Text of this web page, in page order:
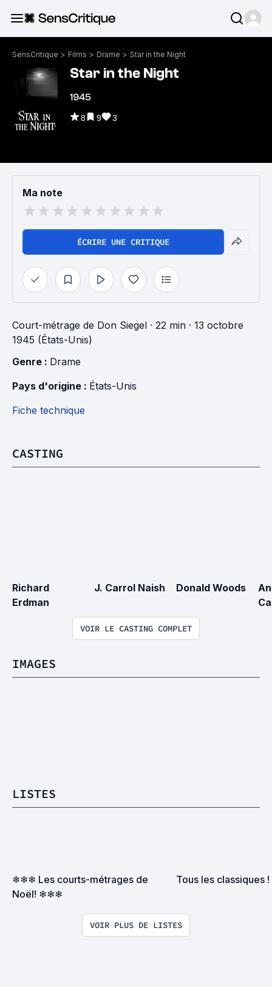
SensCritique > Films > Drame > Star in the Night
Star in the Night
1945
8 9 3
Ma note
ÉCRIRE UNE CRITIQUE
Court-métrage de Don Siegel · 22 min · 13 octobre
1945 (États-Unis)
Genre : Drame
Pays d'origine : États-Unis
Fiche technique
CASTING
Richard
Erdman
J. Carrol Naish Donald Woods
VOIR LE CASTING COMPLET
IMAGES
LISTES
❄❄❄ Les courts-métrages de
Noël! ❄❄❄
Tous les classiques !
VOIR PLUS DE LISTES